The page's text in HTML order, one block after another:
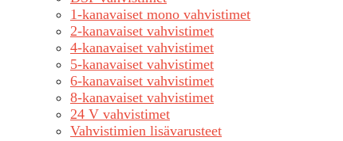
1-kanavaiset mono vahvistimet
2-kanavaiset vahvistimet
4-kanavaiset vahvistimet
5-kanavaiset vahvistimet
6-kanavaiset vahvistimet
8-kanavaiset vahvistimet
24 V vahvistimet
Vahvistimien lisävarusteet